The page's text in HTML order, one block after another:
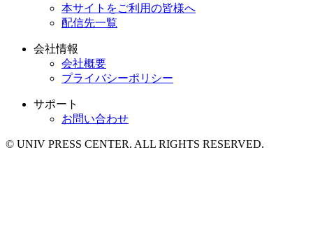
本サイトをご利用の皆様へ
配信先一覧
会社情報
会社概要
プライバシーポリシー
サポート
お問い合わせ
© UNIV PRESS CENTER. ALL RIGHTS RESERVED.